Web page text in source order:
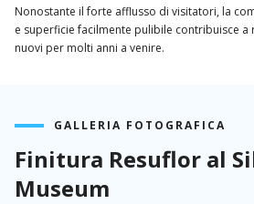
Nonostante il forte afflusso di visitatori, la
e superficie facilmente pulibile contribuisce a
nuovi per molti anni a venire.
GALLERIA FOTOGRAFICA
Finitura Resuflor al
Museum